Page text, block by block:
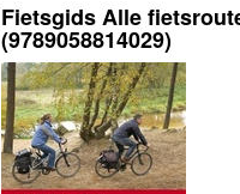
Fietsgids Alle
(9789058814029)